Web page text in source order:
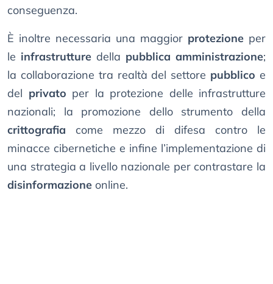
conseguenza.
È inoltre necessaria una maggior protezione per
le infrastrutture della pubblica amministrazione;
la collaborazione tra realtà del settore pubblico e
del privato per la protezione delle infrastrutture
nazionali; la promozione dello strumento della
crittografia come mezzo di difesa contro le
minacce cibernetiche e infine l’implementazione di
una strategia a livello nazionale per contrastare la
disinformazione online.